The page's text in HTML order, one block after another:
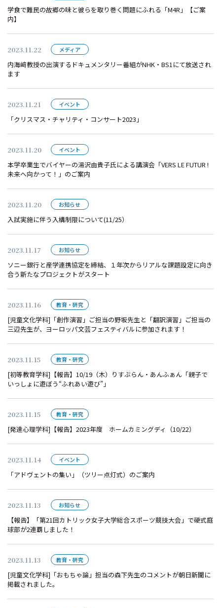
学食で難民の故郷の味と彼らを取り巻く問題にふれる「M4R」【ご案
内】
2023.11.22 メディア
内海﨑教授の出演するドキュメンタリー番組がNHK・BS1にて放送され
ます
2023.11.21 イベント
「クリスマス・チャリティ・コンサート2023」
2023.11.20 イベント
本学卒業生でバイヤーの湯沢由貴子氏による講演会「VERS LE FUTUR !
未来へ向かって！」のご案内
2023.11.20 お知らせ
入試実施に伴う入構制限について(11/25）
2023.11.17 お知らせ
ソニー銀行と産学連携協定を締結、１年次からリアルな課題設定に向き
合う新たなプロジェクトがスタート
2023.11.16 教育・研究
[児童文化学科]「創作演習」ご担当の野坂先生と「翻訳演習」ご担当の
三辺先生が、ヨーロッパ文芸フェスティバルに参加されます！
2023.11.15 教育・研究
[初等教育学科]【報告】10/19（木）りすぶらん・あんふぁん「親子で
いっしょに遊ぼう“ふれあい遊び”」
2023.11.15 教育・研究
[発達心理学科]【報告】2023年度 ホームカミングディ（10/22）
2023.11.14 イベント
「アドヴェントの集い」（ツリー点灯式）のご案内
2023.11.13 お知らせ
【報告】「第21回カトリック女子大学総合スポーツ競技大会」で硬式庭
球部が2連覇しました！
2023.11.13 教育・研究
[児童文化学科]「おもちゃ論」担当の森下先生のコメントが朝日新聞に
掲載されました。